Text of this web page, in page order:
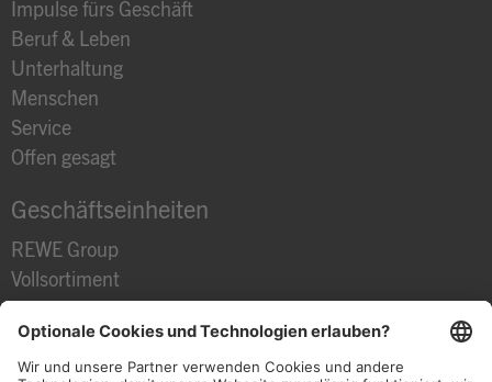
Impulse fürs Geschäft
Beruf & Leben
Unterhaltung
Menschen
Service
Offen gesagt
Geschäftseinheiten
REWE Group
Vollsortiment
Discount
Baumarkt